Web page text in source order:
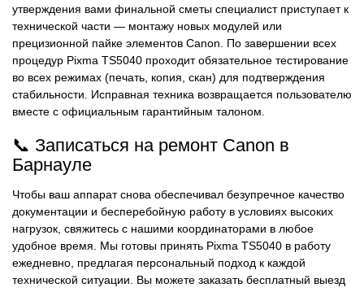
утверждения вами финальной сметы специалист приступает к
технической части — монтажу новых модулей или
прецизионной пайке элементов Canon. По завершении всех
процедур Pixma TS5040 проходит обязательное тестирование
во всех режимах (печать, копия, скан) для подтверждения
стабильности. Исправная техника возвращается пользователю
вместе с официальным гарантийным талоном.
📞 Записаться на ремонт Canon в
Барнауле
Чтобы ваш аппарат снова обеспечивал безупречное качество
документации и бесперебойную работу в условиях высоких
нагрузок, свяжитесь с нашими координаторами в любое
удобное время. Мы готовы принять Pixma TS5040 в работу
ежедневно, предлагая персональный подход к каждой
технической ситуации. Вы можете заказать бесплатный выезд